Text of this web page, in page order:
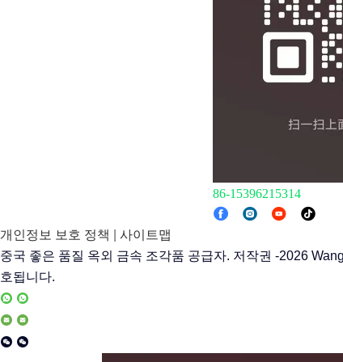
86-15396215314
개인정보 보호 정책
사이트맵
중국 좋은 품질 옥외 금속 조각품 공급자. 저작권 -2026
호됩니다.